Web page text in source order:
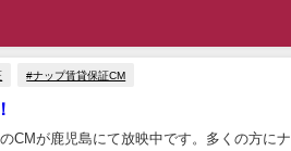
#ナップ賃貸保証CM
CMが鹿児島にて放映中です。多くの方にナ